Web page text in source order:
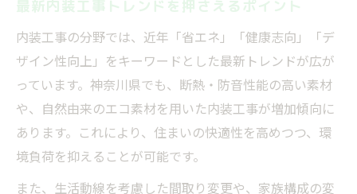
最新内装工事トレンドを押さえるポイント
内装工事の分野では、近年「省エネ」「健康志向」「デ
ザイン性向上」をキーワードとした最新トレンドが広が
っています。神奈川県でも、断熱・防音性能の高い素材
や、自然由来のエコ素材を用いた内装工事が増加傾向に
あります。これにより、住まいの快適性を高めつつ、環
境負荷を抑えることが可能です。
また、生活動線を考慮した間取り変更や、家族構成の変